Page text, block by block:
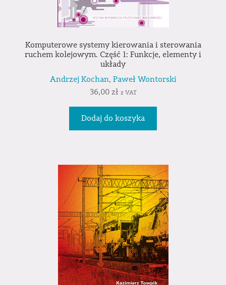
Komputerowe systemy kierowania i sterowania
ruchem kolejowym. Część 1: Funkcje, elementy i
układy
Andrzej Kochan, Paweł Wontorski
36,00 zł z VAT
Dodaj do koszyka